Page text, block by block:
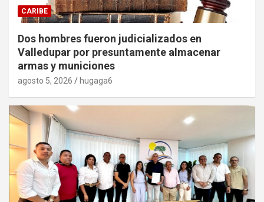
CARIBE
Dos hombres fueron judicializados en
Valledupar por presuntamente almacenar
armas y municiones
agosto 5, 2026 hugaga6